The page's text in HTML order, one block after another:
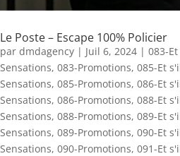
Le Poste – Escape 100% Policier
par dmdagency | Juil 6, 2024 | 083-
Sensations, 083-Promotions, 085-Et
Sensations, 085-Promotions, 086-Et
Sensations, 086-Promotions, 088-Et
Sensations, 088-Promotions, 089-Et
Sensations, 089-Promotions, 090-Et
Sensations, 090-Promotions, 091-Et